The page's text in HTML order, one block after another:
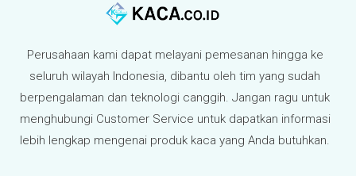
Perusahaan kami dapat melayani pemesanan hingga ke
seluruh wilayah Indonesia, dibantu oleh tim yang sudah
berpengalaman dan teknologi canggih. Jangan ragu untuk
menghubungi Customer Service untuk dapatkan informasi
lebih lengkap mengenai produk kaca yang Anda butuhkan.